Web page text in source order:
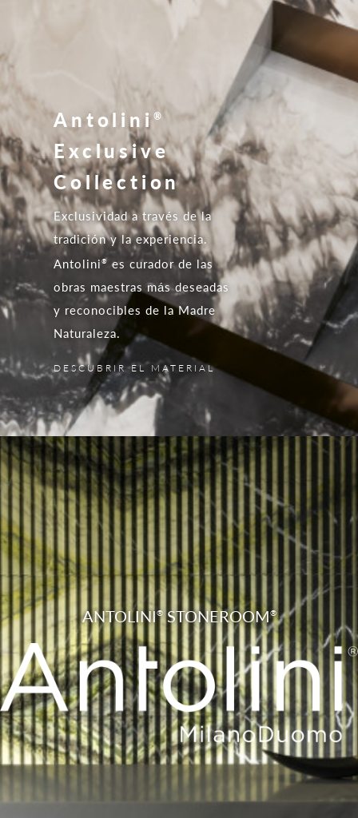
Antolini ®
Exclusive
Collection
Exclusividad a través de la
tradición y la experiencia.
Antolini® es curador de las
obras maestras más deseadas
y reconocibles de la Madre
Naturaleza.
DESCUBRIR EL MATERIAL
ANTOLINI®STONEROOM®